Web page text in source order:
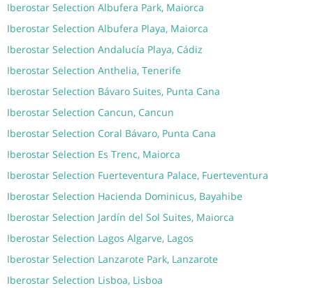
Iberostar Selection Albufera Park, Maiorca
Iberostar Selection Albufera Playa, Maiorca
Iberostar Selection Andalucía Playa, Cádiz
Iberostar Selection Anthelia, Tenerife
Iberostar Selection Bávaro Suites, Punta Cana
Iberostar Selection Cancun, Cancun
Iberostar Selection Coral Bávaro, Punta Cana
Iberostar Selection Es Trenc, Maiorca
Iberostar Selection Fuerteventura Palace, Fuerteventura
Iberostar Selection Hacienda Dominicus, Bayahibe
Iberostar Selection Jardín del Sol Suites, Maiorca
Iberostar Selection Lagos Algarve, Lagos
Iberostar Selection Lanzarote Park, Lanzarote
Iberostar Selection Lisboa, Lisboa